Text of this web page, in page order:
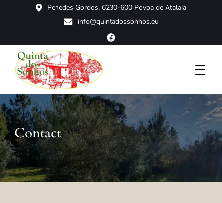
Penedes Gordos, 6230-600 Povoa de Atalaia
info@quintadossonhos.eu
Quinta dos Sonhos
In the hearth of Portugal
Contact